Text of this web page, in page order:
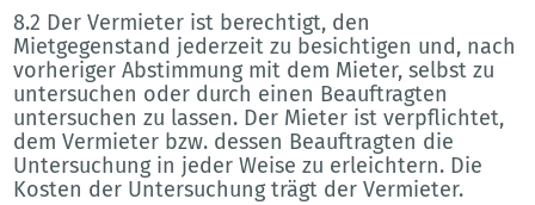
8.2 Der Vermieter ist berechtigt, den
Mietgegenstand jederzeit zu besichtigen und, nach
vorheriger Abstimmung mit dem Mieter, selbst zu
untersuchen oder durch einen Beauftragten
untersuchen zu lassen. Der Mieter ist verpflichtet,
dem Vermieter bzw. dessen Beauftragten die
Untersuchung in jeder Weise zu erleichtern. Die
Kosten der Untersuchung trägt der Vermieter.